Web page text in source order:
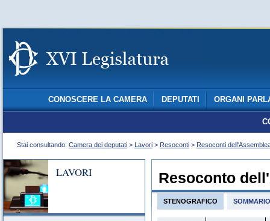
CONOSCERE LA CAMERA DEPUTATI ORGANI
Stai consultando: Camera dei deputati > Lavori > Resoconti > Resoconti
LAVORI Resoconto
STENOGRAFICO SOMMARIO